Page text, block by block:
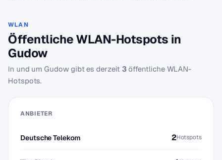
WLAN
Öffentliche WLAN-Hotspots in
Gudow
In und um Gudow gibt es derzeit 3 öffentliche WLAN-
Hotspots.
ANBIETER
Deutsche Telekom 2Hotspots